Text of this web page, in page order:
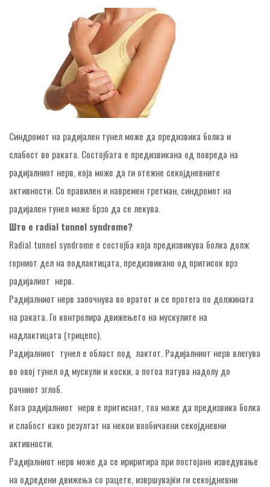
Синдромот на радијален тунел може да предизвика болка и
слабост во раката. Состојбата е предизвикана од повреда на
радијалниот нерв, која може да ги отежне секојдневните
активности. Со правилен и навремен третман, синдромот на
радијален тунел може брзо да се лекува.
Што е radial tunnel syndrome?
Radial tunnel syndrome е состојба која предизвикува болка долж
горниот дел на подлактицата, предизвикано од притисок врз
радијалиот нерв.
Радијалниот нерв започнува во вратот и се протега по должината
на раката. Го контролира движењето на мускулите на
надлактицата (трицепс).
Радијалниот тунел е област под лактот. Радијалниот нерв влегува
во овој тунел од мускули и коски, а потоа патува надолу до
рачниот зглоб.
Кога радијалниот нерв е притиснат, тоа може да предизвика болка
и слабост како резултат на некои вообичаени секојдневни
активности.
Радијалниот нерв може да се ириритира при постојано изведување
на одредени движења со рацете, извршувајќи ги секојдневни